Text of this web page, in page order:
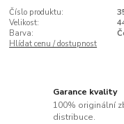
Číslo produktu:
Velikost:
Barva:
Hlídat cenu / dostupnost
Garance kvality
100% originální
distribuce.